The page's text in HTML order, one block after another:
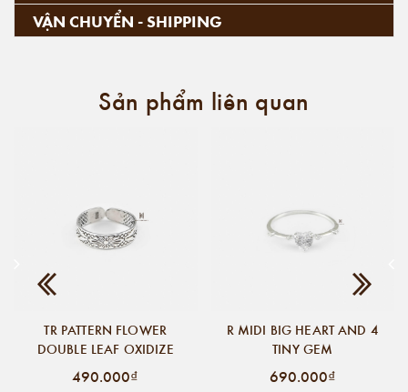
VẬN CHUYỂN - SHIPPING
Sản phẩm liên quan
TR PATTERN FLOWER
DOUBLE LEAF OXIDIZE
490.000₫
R MIDI BIG HEART AND 4
TINY GEM
690.000₫